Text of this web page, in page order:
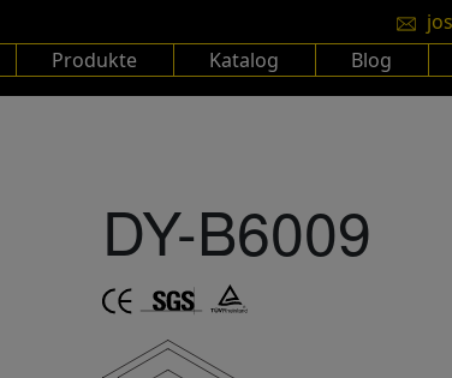
Produkte Katalog Blog
DY-B6009